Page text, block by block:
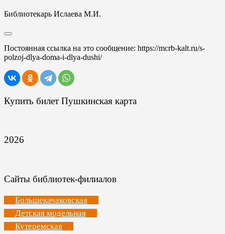
Библиотекарь Ислаева М.И.
Постоянная ссылка на это сообщение: https://mcrb-kalt.ru/s-
polzoj-dlya-doma-i-dlya-dushi/
Купить билет Пушкинская карта
2026
Сайты библиотек-филиалов
Большекачаковская
Детская модельная
Кутеремская